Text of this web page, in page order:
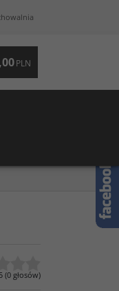
PLN
5 (0 głosów)